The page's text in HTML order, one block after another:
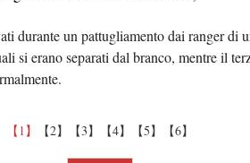
durante un pattugliamento dai ranger di
erano separati dal branco, mentre il
【1】 【2】 【3】 【4】 【5】 【6】